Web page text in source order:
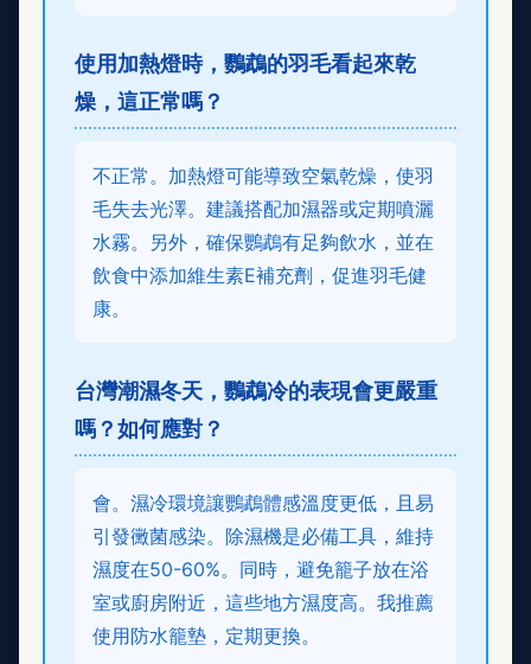
使用加熱燈時，鸚鵡的羽毛看起來乾
燥，這正常嗎？
不正常。加熱燈可能導致空氣乾燥，使羽
毛失去光澤。建議搭配加濕器或定期噴灑
水霧。另外，確保鸚鵡有足夠飲水，並在
飲食中添加維生素E補充劑，促進羽毛健
康。
台灣潮濕冬天，鸚鵡冷的表現會更嚴重
嗎？如何應對？
會。濕冷環境讓鸚鵡體感溫度更低，且易
引發黴菌感染。除濕機是必備工具，維持
濕度在50-60%。同時，避免籠子放在浴
室或廚房附近，這些地方濕度高。我推薦
使用防水籠墊，定期更換。